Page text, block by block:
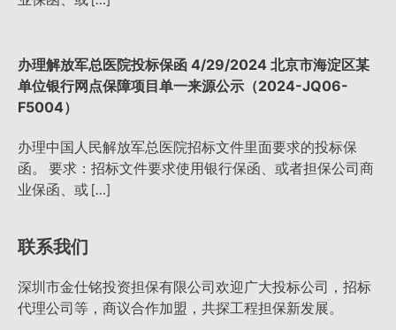
办理解放军总医院投标保函 4/29/2024 北京市海淀区某
单位银行网点保障项目单一来源公示（2024-JQ06-
F5004）
办理中国人民解放军总医院招标文件里面要求的投标保
函。 要求：招标文件要求使用银行保函、或者担保公司商
业保函、或 […]
联系我们
深圳市金仕铭投资担保有限公司欢迎广大投标公司，招标
代理公司等，商议合作加盟，共探工程担保新发展。